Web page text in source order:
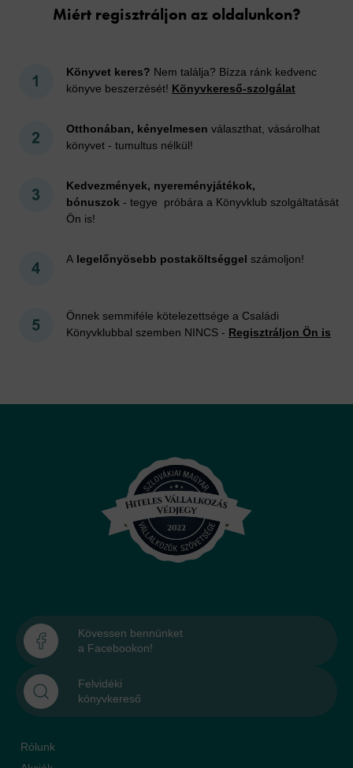
Miért regisztráljon az oldalunkon?
Könyvet keres? Nem találja? Bízza ránk kedvenc
könyve beszerzését! Könyvkereső-szolgálat
Otthonában, kényelmesen választhat, vásárolhat
könyvet - tumultus nélkül!
Kedvezmények, nyereményjátékok,
bónuszok - tegye próbára a Könyvklub szolgáltatását
Ön is!
A legelőnyösebb postaköltséggel számoljon!
Önnek semmiféle kötelezettsége a Családi
Könyvklubbal szemben NINCS - Regisztráljon Ön is
Kövessen bennünket
a Facebookon!
Felvidéki
könyvkereső
Rólunk